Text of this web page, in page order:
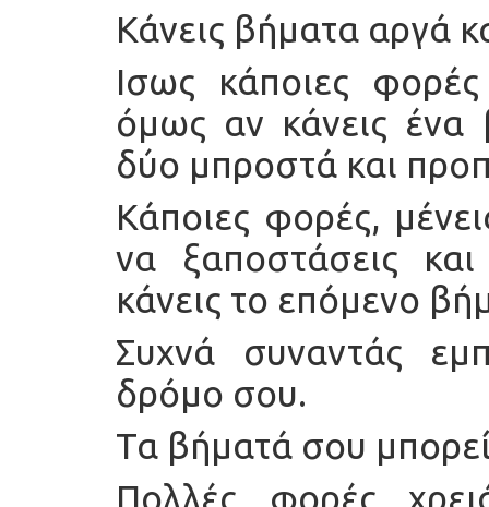
Κάνεις βήματα αργά
Ισως κάποιες φορές
όμως αν κάνεις ένα
δύο μπροστά και
Κάποιες φορές,
να ξαποστάσεις
κάνεις το επόμενο
Συχνά συναντάς
δρόμο σου.
Τα βήματά σου
Πολλές φορές